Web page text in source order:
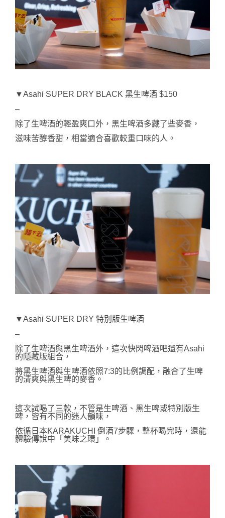
▼Asahi SUPER DRY BLACK 黑生啤酒 $150
–
除了生啤酒的輕盈爽口外，黑生啤酒多藏了些麥香，
滋味苦醇香甜，相當適合喜歡較重口味的人。
▼Asahi SUPER DRY 特別版生啤酒
–
除了生啤酒與黑生啤酒外，這次快閃啤酒吧還有Asahi
的隱藏版組合，
將黑生啤酒與生啤酒依照7:3的比例調配，融合了生啤
的清爽與黑生啤的麥香。
這次試喝了三款，不管是生啤酒、黑生啤或特別版生
啤，皆有不同的迷人韻味，
依循日本KARAKUCHI 倒酒7步驟，整杯喝完時，還能
體驗傳說中「美味之環」。